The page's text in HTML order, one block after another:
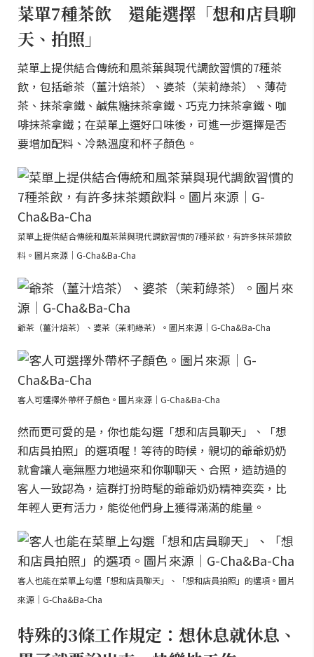
菜單7種茶飲 還能選擇「想和店員聊
天、拍照」
菜單上提供結合傳統和風茶葉與現代調飲習慣的7種茶
飲，包括爺茶（薑汁焙茶）、婆茶（茉莉綠茶）、薄荷
茶、抹茶拿鐵、鹹焦糖抹茶拿鐵、巧克力抹茶拿鐵、咖
啡抹茶拿鐵；在菜單上選好口味後，可進一步選擇是否
要增加配料、冷熱溫度和杯子顏色。
菜單上提供結合傳統和風茶葉與現代調飲習慣的7種茶飲，有許多抹茶類飲
料。圖片來源｜G-Cha&Ba-Cha
爺茶（薑汁焙茶）、婆茶（茉莉綠茶）。圖片來源｜G-Cha&Ba-Cha
客人可選擇外帶杯子顏色。圖片來源｜G-Cha&Ba-Cha
然而更可愛的是，你也能勾選「想和店員聊天」、「想
和店員拍照」的選項喔！等待的時候，親切的爺爺奶奶
就會讓人毫無壓力地過來和你聊聊天、合照，造訪過的
客人一致認為，這群打扮時髦的爺爺奶奶精神奕奕，比
年輕人更有活力，能從他們身上獲得滿滿的能量。
客人也能在菜單上勾選「想和店員聊天」、「想和店員拍照」的選項。圖片
來源｜G-Cha&Ba-Cha
特殊的3條工作規定：想休息就休息、